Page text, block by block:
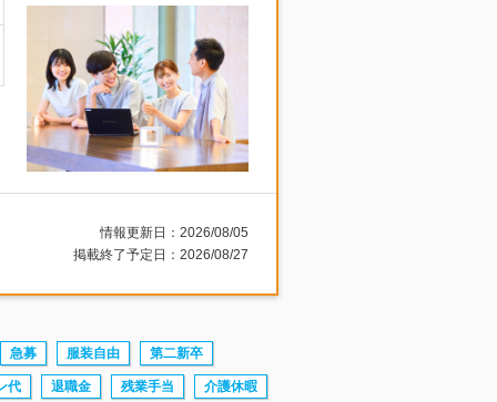
情報更新日：2026/08/05
掲載終了予定日：2026/08/27
急募 服装自由 第二新卒
代 退職金 残業手当 介護休暇